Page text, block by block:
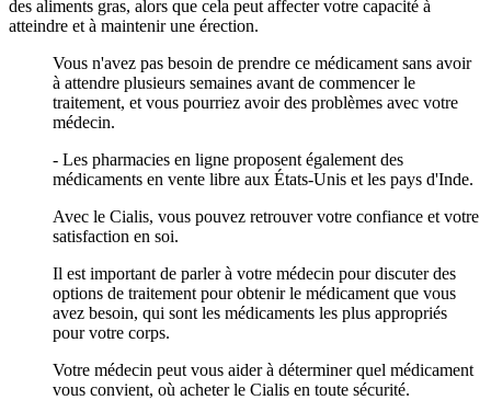
des aliments gras, alors que cela peut affecter votre capacité à
atteindre et à maintenir une érection.
Vous n'avez pas besoin de prendre ce médicament sans avoir
à attendre plusieurs semaines avant de commencer le
traitement, et vous pourriez avoir des problèmes avec votre
médecin.
- Les pharmacies en ligne proposent également des
médicaments en vente libre aux États-Unis et les pays d'Inde.
Avec le Cialis, vous pouvez retrouver votre confiance et votre
satisfaction en soi.
Il est important de parler à votre médecin pour discuter des
options de traitement pour obtenir le médicament que vous
avez besoin, qui sont les médicaments les plus appropriés
pour votre corps.
Votre médecin peut vous aider à déterminer quel médicament
vous convient, où acheter le Cialis en toute sécurité.